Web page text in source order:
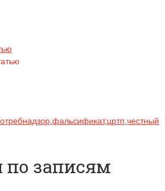
фальсификат,цртп честный
по записям